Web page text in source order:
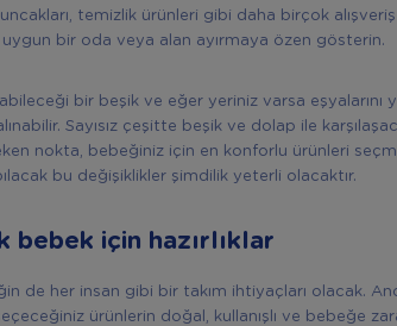
temizlik ürünleri gibi daha birçok
bir oda veya alan ayırmaya özen gösterin.
bir beşik ve eğer yeriniz varsa eşyalarını
Sayısız çeşitte beşik ve dolap ile
nokta, bebeğiniz için en konforlu ürünleri
bu değişiklikler şimdilik yeterli olacaktır.
bebek için hazırlıklar
de her insan gibi bir takım ihtiyaçları olacak.
ürünlerin doğal, kullanışlı ve bebeğe